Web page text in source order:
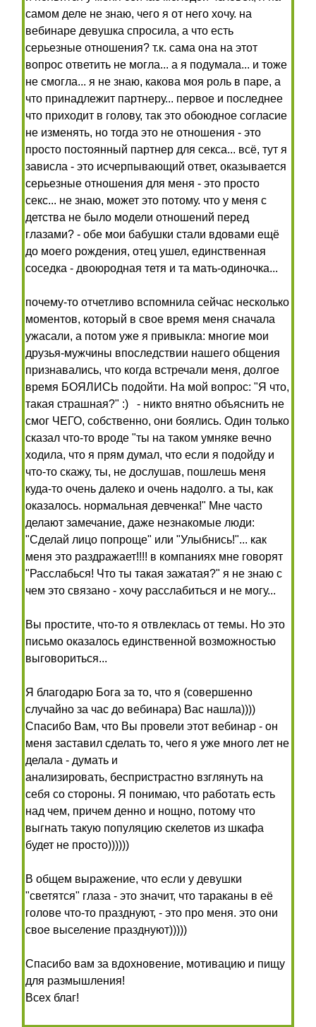
самом деле не знаю, чего я от него хочу. на
вебинаре девушка спросила, а что есть
серьезные отношения? т.к. сама она на этот
вопрос ответить не могла... а я подумала... и тоже
не смогла... я не знаю, какова моя роль в паре, а
что принадлежит партнеру... первое и последнее
что приходит в голову, так это обоюдное согласие
не изменять, но тогда это не отношения - это
просто постоянный партнер для секса... всё, тут я
зависла - это исчерпывающий ответ, оказывается
серьезные отношения для меня - это просто
секс... не знаю, может это потому. что у меня с
детства не было модели отношений перед
глазами? - обе мои бабушки стали вдовами ещё
до моего рождения, отец ушел, единственная
соседка - двоюродная тетя и та мать-одиночка...
почему-то отчетливо вспомнила сейчас несколько
моментов, который в свое время меня сначала
ужасали, а потом уже я привыкла: многие мои
друзья-мужчины впоследствии нашего общения
признавались, что когда встречали меня, долгое
время БОЯЛИСЬ подойти. На мой вопрос: "Я что,
такая страшная?" :) - никто внятно объяснить не
смог ЧЕГО, собственно, они боялись. Один только
сказал что-то вроде "ты на таком умняке вечно
ходила, что я прям думал, что если я подойду и
что-то скажу, ты, не дослушав, пошлешь меня
куда-то очень далеко и очень надолго. а ты, как
оказалось. нормальная девченка!" Мне часто
делают замечание, даже незнакомые люди:
"Сделай лицо попроще" или "Улыбнись!"... как
меня это раздражает!!!! в компаниях мне говорят
"Расслабься! Что ты такая зажатая?" я не знаю с
чем это связано - хочу расслабиться и не могу...
Вы простите, что-то я отвлеклась от темы. Но это
письмо оказалось единственной возможностью
выговориться...
Я благодарю Бога за то, что я (совершенно
случайно за час до вебинара) Вас нашла))))
Спасибо Вам, что Вы провели этот вебинар - он
меня заставил сделать то, чего я уже много лет не
делала - думать и
анализировать, беспристрастно взглянуть на
себя со стороны. Я понимаю, что работать есть
над чем, причем денно и нощно, потому что
выгнать такую популяцию скелетов из шкафа
будет не просто))))))
В общем выражение, что если у девушки
"светятся" глаза - это значит, что тараканы в её
голове что-то празднуют, - это про меня. это они
свое выселение празднуют)))))
Спасибо вам за вдохновение, мотивацию и пищу
для размышления!
Всех благ!